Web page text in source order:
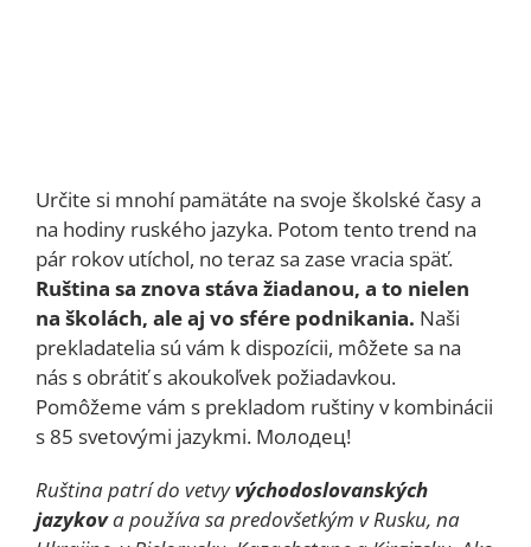
Určite si mnohí pamätáte na svoje školské časy a
na hodiny ruského jazyka. Potom tento trend na
pár rokov utíchol, no teraz sa zase vracia späť.
Ruština sa znova stáva žiadanou, a to nielen
na školách, ale aj vo sfére podnikania. Naši
prekladatelia sú vám k dispozícii, môžete sa na
nás s obrátiť s akoukoľvek požiadavkou.
Pomôžeme vám s prekladom ruštiny v kombinácii
s 85 svetovými jazykmi. Молодец!
Ruština patrí do vetvyvýchodoslovanských
jazykova používa sa predovšetkým v Rusku, na